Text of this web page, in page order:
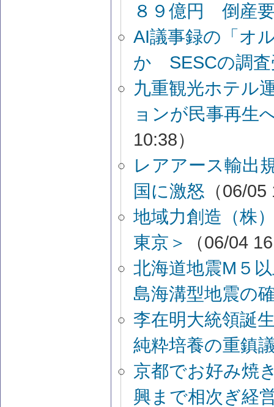
８９億円 倒産
AI議事録の「オ
か SESCの調
九重観光ホテル
ョンが民事再
10:38）
レアアース輸出
国に激怒 （06/
地域力創造（株
東京＞
（06/04
北海道地震M５
島海溝型地震の
李在明大統領誕
純粋培養の重鎮
京都でお好み焼
興まで相次ぎ経